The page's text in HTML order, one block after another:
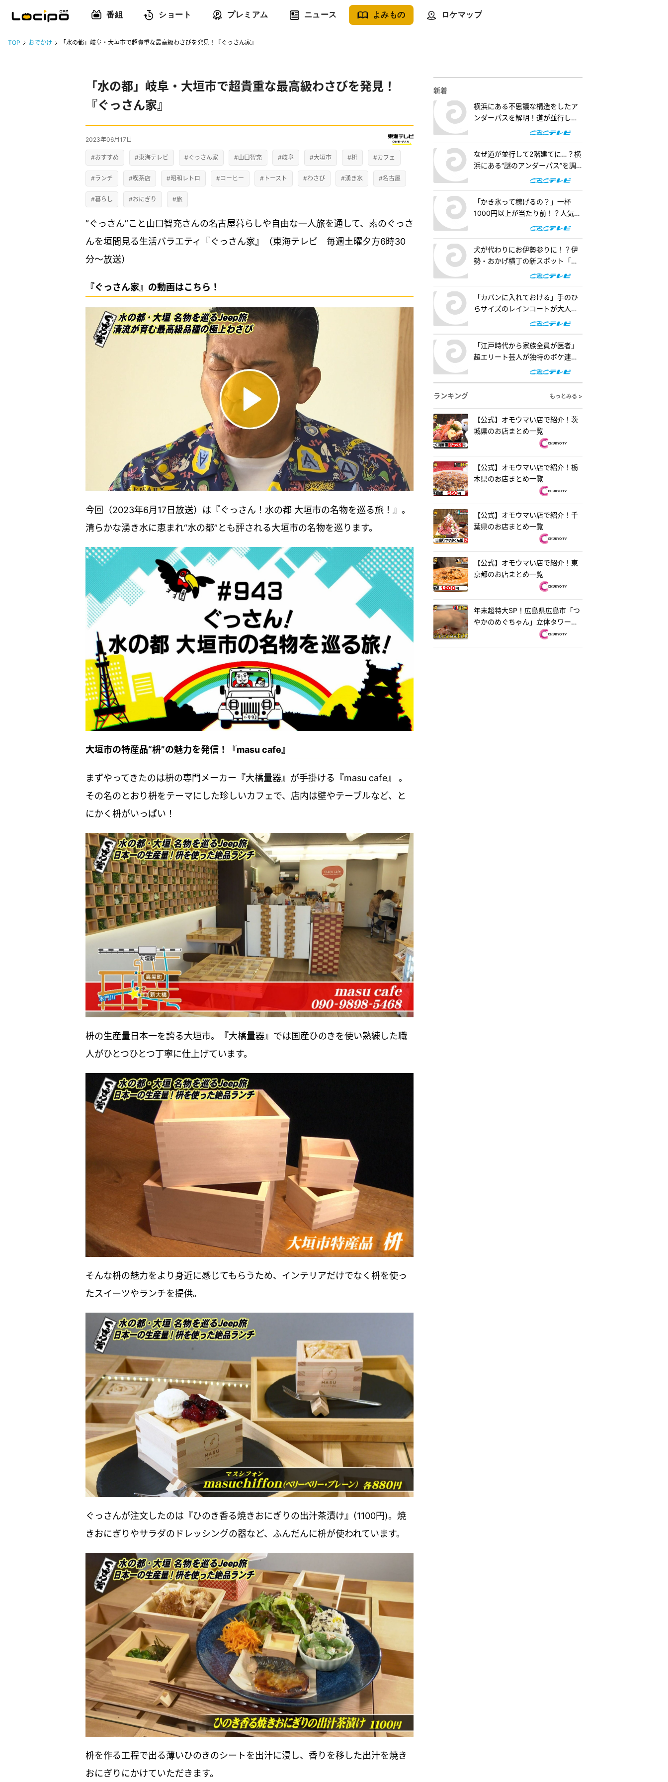
番組 ショート プレミアム ニュース よみもの ロケマップ
TOP おでかけ 「水の都」岐阜・大垣市で超貴重な最高級わさびを発見！『ぐっさん家』
「水の都」岐阜・大垣市で超貴重な最高級わさびを発見！
『ぐっさん家』
2023年06月17日
#おすすめ #東海テレビ #ぐっさん家 #山口智充 #岐阜 #大垣市 #枡 #カフェ
#ランチ #喫茶店 #昭和レトロ #コーヒー #トースト #わさび #湧き水 #名古屋
#暮らし #おにぎり #旅
”ぐっさん”こと山口智充さんの名古屋暮らしや自由な一人旅を通して、素のぐっさ
んを垣間見る生活バラエティ『ぐっさん家』（東海テレビ 毎週土曜夕方6時30
分～放送）
『ぐっさん家』の動画はこちら！
今回（2023年6月17日放送）は『ぐっさん！水の都 大垣市の名物を巡る旅！』。
清らかな湧き水に恵まれ“水の都”とも評される大垣市の名物を巡ります。
大垣市の特産品“枡”の魅力を発信！『masu cafe』
まずやってきたのは枡の専門メーカー『大橋量器』が手掛ける『masu cafe』 。
その名のとおり枡をテーマにした珍しいカフェで、店内は壁やテーブルなど、と
にかく枡がいっぱい！
枡の生産量日本一を誇る大垣市。『大橋量器』では国産ひのきを使い熟練した職
人がひとつひとつ丁寧に仕上げています。
そんな枡の魅力をより身近に感じてもらうため、インテリアだけでなく枡を使っ
たスイーツやランチを提供。
ぐっさんが注文したのは『ひのき香る焼きおにぎりの出汁茶漬け』(1100円)。焼
きおにぎりやサラダのドレッシングの器など、ふんだんに枡が使われています。
枡を作る工程で出る薄いひのきのシートを出汁に浸し、香りを移した出汁を焼き
おにぎりにかけていただきます。
新着
横浜にある不思議な構造をしたア
ンダーパスを解明！道が並行して2
階建てになったワケとは『道との
なぜ道が並行して2階建てに…？横
浜にある“謎のアンダーパス”を調
査！『道との遭遇』
「かき氷って稼げるの？」一杯
1000円以上が当たり前！？人気店
の懐事情をリサーチ『チャン
犬が代わりにお伊勢参りに！？伊
勢・おかげ横丁の新スポット「オ
カゲ屋敷」で“おかげ犬”を体験
「カバンに入れておける」手のひ
らサイズのレインコートが大人
気！「ダイソー」で買える夏の便
「江戸時代から家族全員が医者」
超エリート芸人が独特のボケ連
発！自作ゲームで三上悠亜が歌声
ランキング
もっとみる >
【公式】オモウマい店で紹介！茨
城県のお店まとめ一覧
【公式】オモウマい店で紹介！栃
木県のお店まとめ一覧
【公式】オモウマい店で紹介！千
葉県のお店まとめ一覧
【公式】オモウマい店で紹介！東
京都のお店まとめ一覧
年末超特大SP！広島県広島市「つ
やかのめぐちゃん」立体タワーお
好み焼き＆茨城県水戸市「ラーメ